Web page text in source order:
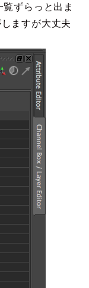
ずらっと出ま
ますが大丈夫